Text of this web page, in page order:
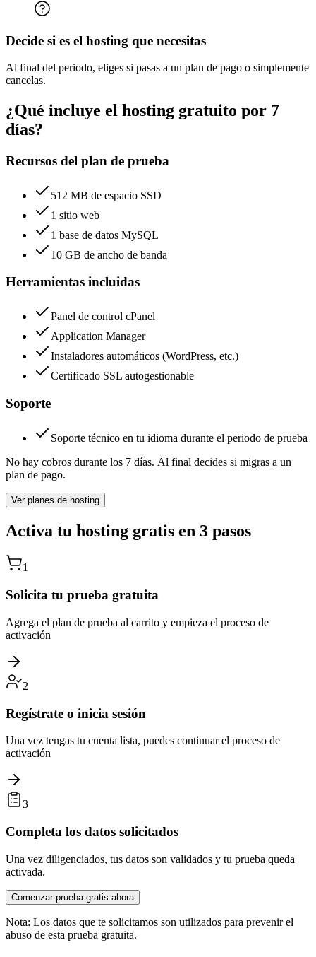
Decide si es el hosting que necesitas
Al final del periodo, eliges si pasas a un plan de pago o simplemente
cancelas.
¿Qué incluye el hosting gratuito por 7
días?
Recursos del plan de prueba
512 MB de espacio SSD
1 sitio web
1 base de datos MySQL
10 GB de ancho de banda
Herramientas incluidas
Panel de control cPanel
Application Manager
Instaladores automáticos (WordPress, etc.)
Certificado SSL autogestionable
Soporte
Soporte técnico en tu idioma durante el periodo de prueba
No hay cobros durante los 7 días. Al final decides si migras a un
plan de pago.
Ver planes de hosting
Activa tu hosting gratis en 3 pasos
1
Solicita tu prueba gratuita
Agrega el plan de prueba al carrito y empieza el proceso de
activación
2
Regístrate o inicia sesión
Una vez tengas tu cuenta lista, puedes continuar el proceso de
activación
3
Completa los datos solicitados
Una vez diligenciados, tus datos son validados y tu prueba queda
activada.
Comenzar prueba gratis ahora
Nota: Los datos que te solicitamos son utilizados para prevenir el
abuso de esta prueba gratuita.